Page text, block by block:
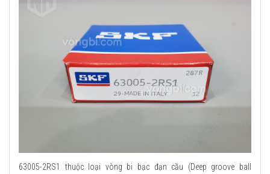
63005-2RS1 thuộc loại vòng bi bạc đạn cầu (Deep groove ball